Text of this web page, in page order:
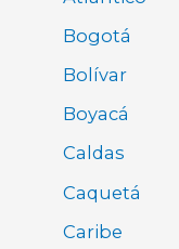
Bogotá
Bolívar
Boyacá
Caldas
Caquetá
Caribe